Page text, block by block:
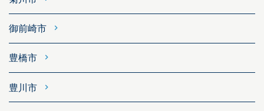
御前崎市
豊橋市
豊川市